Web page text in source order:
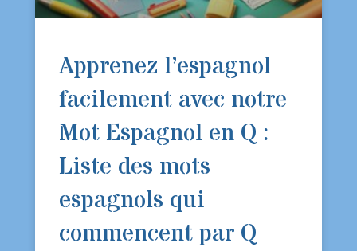
Apprenez l’espagnol
facilement avec notre
Mot Espagnol en Q :
Liste des mots
espagnols qui
commencent par Q